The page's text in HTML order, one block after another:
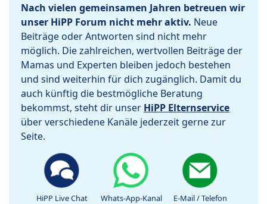
Nach vielen gemeinsamen Jahren betreuen wir
unser HiPP Forum nicht mehr aktiv. Neue
Beiträge oder Antworten sind nicht mehr
möglich. Die zahlreichen, wertvollen Beiträge der
Mamas und Experten bleiben jedoch bestehen
und sind weiterhin für dich zugänglich. Damit du
auch künftig die bestmögliche Beratung
bekommst, steht dir unser HiPP Elternservice
über verschiedene Kanäle jederzeit gerne zur
Seite.
HiPP Live Chat Whats-App-Kanal E-Mail / Telefon